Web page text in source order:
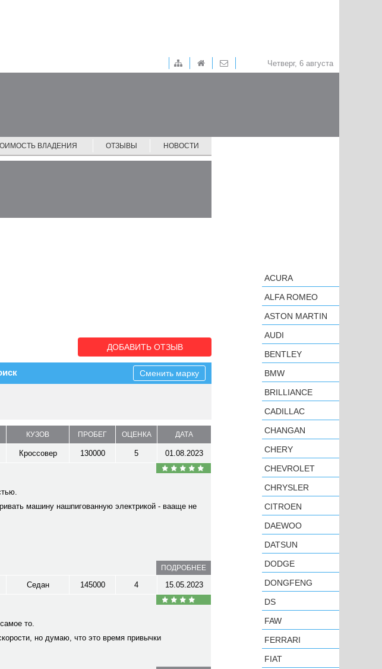
Четверг, 6 августа
ВЛАДЕНИЯ ОТЗЫВЫ НОВОСТИ
ДОБАВИТЬ ОТЗЫВ
Сменить марку
КУЗОВ ПРОБЕГ ОЦЕНКА ДАТА
Кроссовер 130000 5 01.08.2023
машину нашпигованную электрикой - вааще не
ПОДРОБНЕЕ
Седан 145000 4 15.05.2023
то.
но думаю, что это время привычки
ACURA
ALFA ROMEO
ASTON MARTIN
AUDI
BENTLEY
BMW
BRILLIANCE
CADILLAC
CHANGAN
CHERY
CHEVROLET
CHRYSLER
CITROEN
DAEWOO
DATSUN
DODGE
DONGFENG
DS
FAW
FERRARI
FIAT